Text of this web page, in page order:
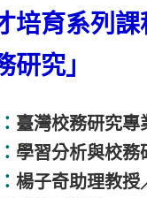
培育系列課
研究」
臺灣校務研究專
學習分析與校務
楊子奇助理教授